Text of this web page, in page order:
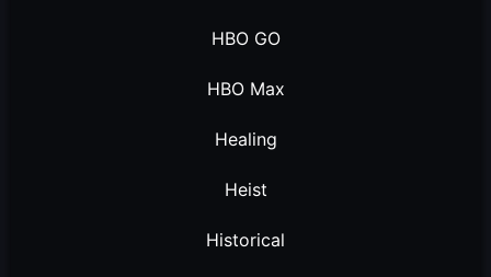
HBO GO
HBO Max
Healing
Heist
Historical